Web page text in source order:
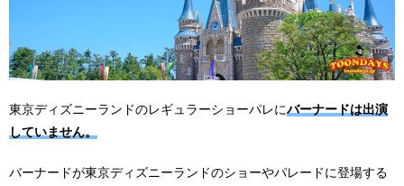
東京ディズニーランドのレギュラーショーパレにバーナードは出演
していません。
バーナードが東京ディズニーランドのショーやパレードに登場する